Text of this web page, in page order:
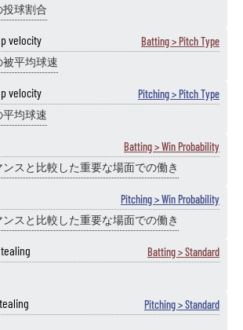
球割合
velocity Batting > Pitch Type
平均球速
velocity Pitching > Pitch Type
均球速
Batting > Win Probability
スと比較した重要な場面での働き
Pitching > Win Probability
スと比較した重要な場面での働き
Batting > Standard
Pitching > Standard